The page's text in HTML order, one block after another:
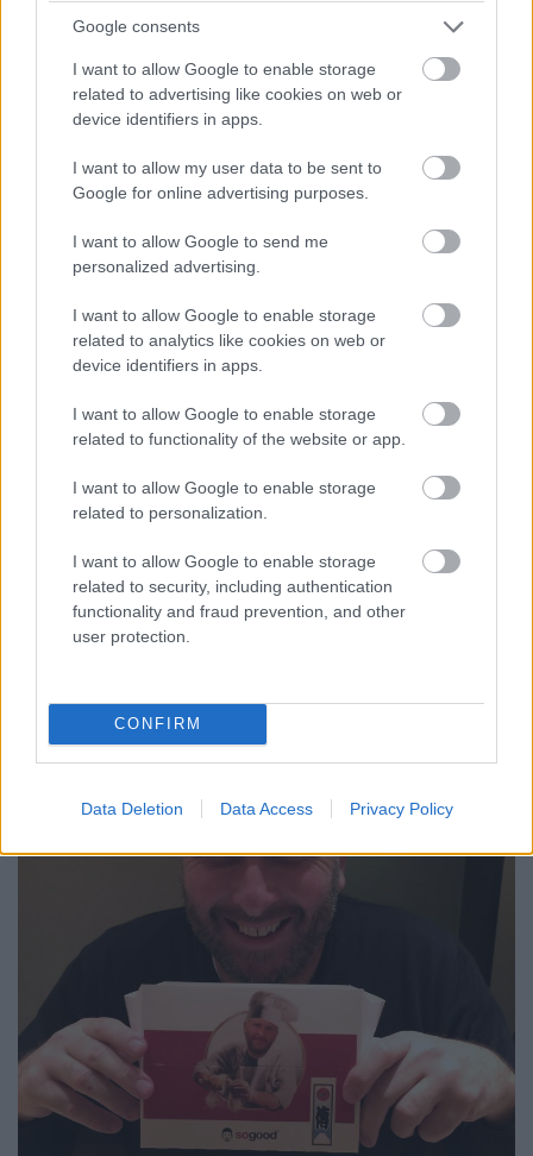
Google consents
I want to allow Google to enable storage
related to advertising like cookies on web or
device identifiers in apps.
I want to allow my user data to be sent to
Google for online advertising purposes.
I want to allow Google to send me
personalized advertising.
I want to allow Google to enable storage
related to analytics like cookies on web or
device identifiers in apps.
I want to allow Google to enable storage
related to functionality of the website or app.
I want to allow Google to enable storage
related to personalization.
I want to allow Google to enable storage
related to security, including authentication
functionality and fraud prevention, and other
user protection.
CONFIRM
Data Deletion Data Access Privacy Policy